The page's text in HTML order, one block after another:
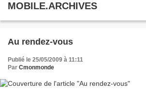
MOBILE.ARCHIVES
Au rendez-vous
Publié le 25/05/2009 à 11:11
Par Cmonmonde